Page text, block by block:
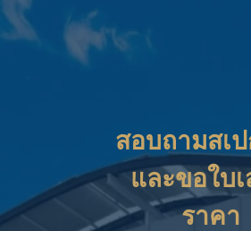
สอบถามสเ
และขอใบ
ราคา